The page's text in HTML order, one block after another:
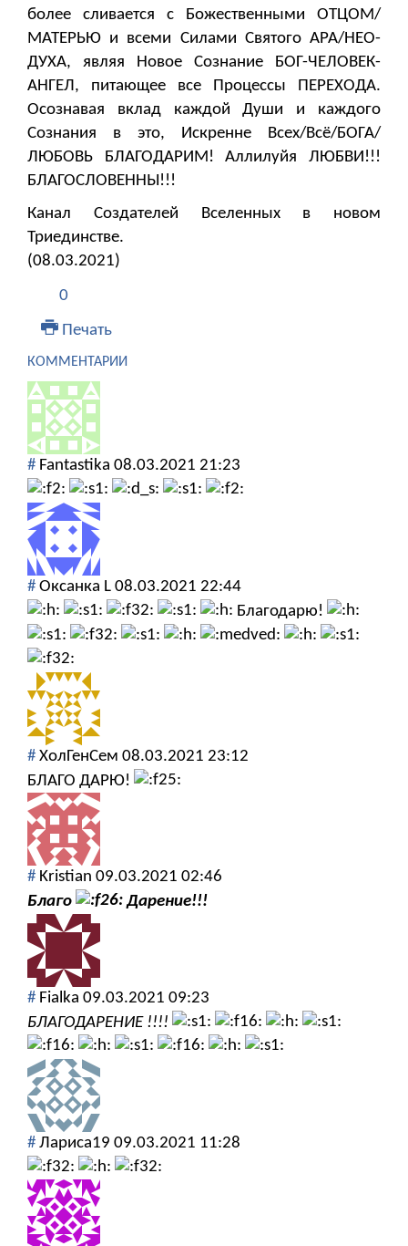
более сливается с Божественными ОТЦОМ/
МАТЕРЬЮ и всеми Силами Святого АРА/НЕО-
ДУХА, являя Новое Сознание БОГ-ЧЕЛОВЕК-
АНГЕЛ, питающее все Процессы ПЕРЕХОДА.
Осознавая вклад каждой Души и каждого
Сознания в это, Искренне Всех/Всё/БОГА/
ЛЮБОВЬ БЛАГОДАРИМ! Аллилуйя ЛЮБВИ!!!
БЛАГОСЛОВЕННЫ!!!
Канал Создателей Вселенных в новом
Триединстве.
(08.03.2021)
0
Печать
КОММЕНТАРИИ
# Fantastika 08.03.2021 21:23
# Оксанка L 08.03.2021 22:44
Благодарю!
# ХолГенСем 08.03.2021 23:12
БЛАГО ДАРЮ!
# Kristian 09.03.2021 02:46
Благо
Дарение!!!
# Fialka 09.03.2021 09:23
БЛАГОДАРЕНИЕ !!!!
# Лариса19 09.03.2021 11:28